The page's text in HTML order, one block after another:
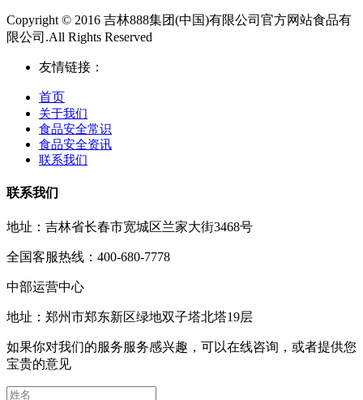
Copyright © 2016 吉林888集团(中国)有限公司官方网站食品有
限公司.All Rights Reserved
友情链接：
首页
关于我们
食品安全常识
食品安全资讯
联系我们
联系我们
地址：吉林省长春市宽城区兰家大街3468号
全国客服热线：400-680-7778
中部运营中心
地址：郑州市郑东新区绿地双子塔北塔19层
如果你对我们的服务服务感兴趣，可以在线咨询，或者提供您
宝贵的意见